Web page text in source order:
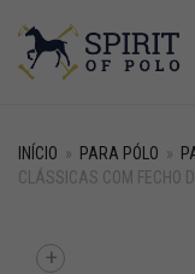
INÍCIO » PARA PÓLO »
CLÁSSICAS COM FECHO
+